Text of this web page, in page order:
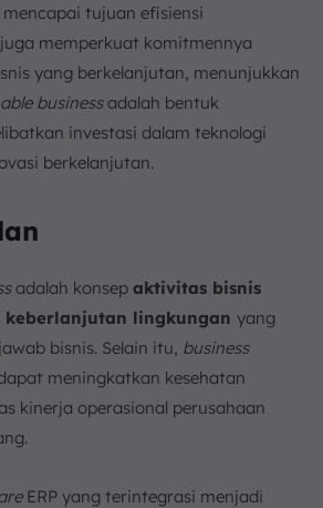
tujuan efisiensi
memperkuat komitmennya
yang berkelanjutan, menunjukkan
businessadalah bentuk
investasi dalam teknologi
berkelanjutan.
adalah konsep aktivitas bisnis
keberlanjutan lingkungan yang
bisnis. Selain itu, business
meningkatkan kesehatan
kinerja operasional perusahaan
ERP yang terintegrasi menjadi